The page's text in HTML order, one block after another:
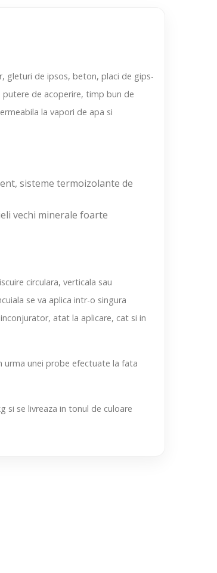
gleturi de ipsos, beton, placi de gips-
de acoperire, timp bun de
la vapori de apa si
sisteme termoizolante de
vechi minerale foarte
circulara, verticala sau
se va aplica intr-o singura
atat la aplicare, cat si in
urma unei probe efectuate la fata
si se livreaza in tonul de culoare